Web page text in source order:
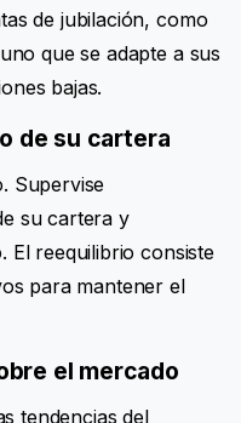
de jubilación, como
que se adapte a sus
bajas.
de su cartera
Supervise
su cartera y
El reequilibrio consiste
para mantener el
el mercado
tendencias del